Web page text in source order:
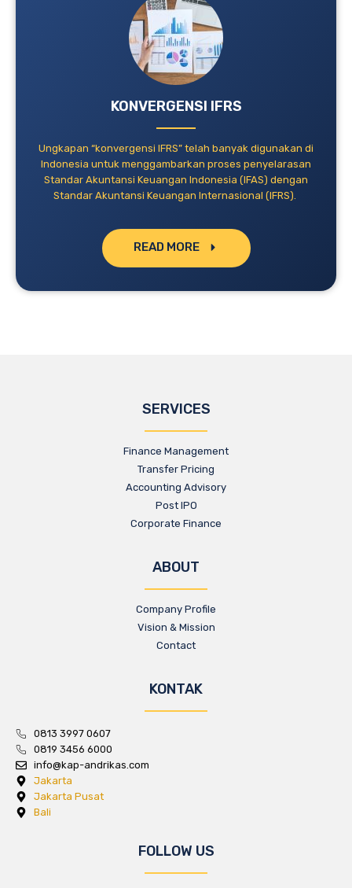
KONVERGENSI IFRS
Ungkapan “konvergensi IFRS” telah banyak digunakan di
Indonesia untuk menggambarkan proses penyelarasan
Standar Akuntansi Keuangan Indonesia (IFAS) dengan
Standar Akuntansi Keuangan Internasional (IFRS).
READ MORE
SERVICES
Finance Management
Transfer Pricing
Accounting Advisory
Post IPO
Corporate Finance
ABOUT
Company Profile
Vision & Mission
Contact
KONTAK
0813 3997 0607
0819 3456 6000
info@kap-andrikas.com
Jakarta
Jakarta Pusat
Bali
FOLLOW US